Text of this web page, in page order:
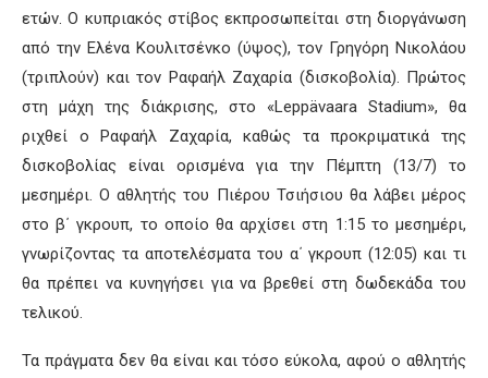
ετών. Ο κυπριακός στίβος εκπροσωπείται στη διοργάνωση
από την Ελένα Κουλιτσένκο (ύψος), τον Γρηγόρη Νικολάου
(τριπλούν) και τον Ραφαήλ Ζαχαρία (δισκοβολία). Πρώτος
στη μάχη της διάκρισης, στο «Leppävaara Stadium», θα
ριχθεί ο Ραφαήλ Ζαχαρία, καθώς τα προκριματικά της
δισκοβολίας είναι ορισμένα για την Πέμπτη (13/7) το
μεσημέρι. Ο αθλητής του Πιέρου Τσιήσιου θα λάβει μέρος
στο β΄ γκρουπ, το οποίο θα αρχίσει στη 1:15 το μεσημέρι,
γνωρίζοντας τα αποτελέσματα του α΄ γκρουπ (12:05) και τι
θα πρέπει να κυνηγήσει για να βρεθεί στη δωδεκάδα του
τελικού.
Τα πράγματα δεν θα είναι και τόσο εύκολα, αφού ο αθλητής